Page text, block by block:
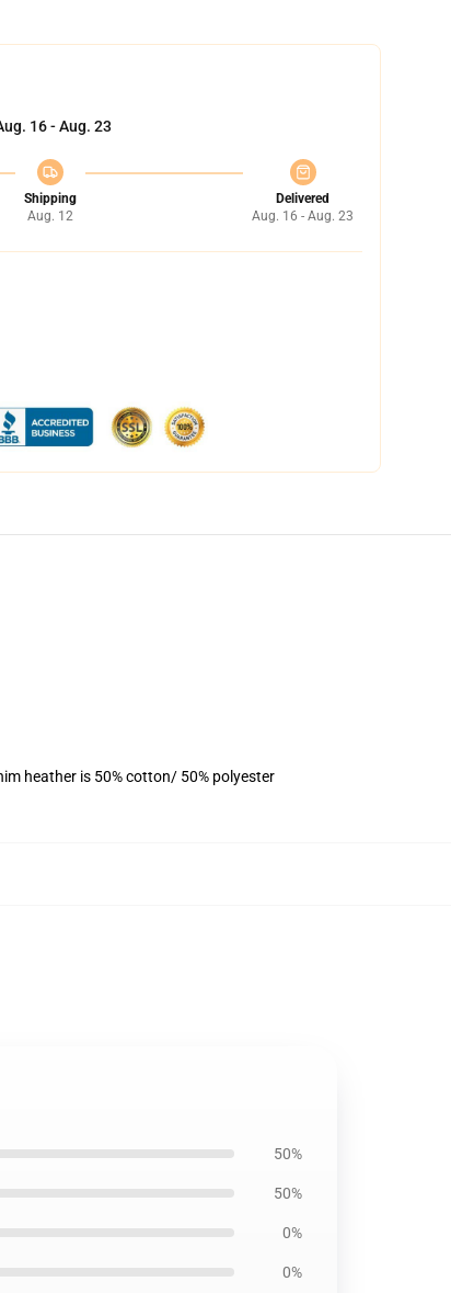
16 - Aug. 23
Shipping
Aug. 12
Delivered
Aug. 16 - Aug. 23
heather is 50% cotton/ 50% polyester
50%
50%
0%
0%